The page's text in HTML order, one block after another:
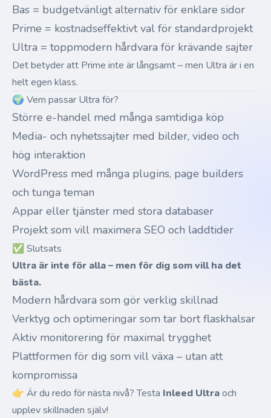
Bas = budgetvänligt alternativ för enklare sidor
Prime = kostnadseffektivt val för standardprojekt
Ultra = toppmodern hårdvara för krävande sajter
Det betyder att Prime inte är långsamt – men Ultra är i en
helt egen klass.
🌍 Vem passar Ultra för?
Större e-handel med många samtidiga köp
Media- och nyhetssajter med bilder, video och
hög interaktion
WordPress med många plugins, page builders
och tunga teman
Appar eller tjänster med stora databaser
Projekt som vill maximera SEO och laddtider
✅ Slutsats
Ultra är inte för alla – men för dig som vill ha det
bästa.
Modern hårdvara som gör verklig skillnad
Verktyg och optimeringar som tar bort flaskhalsar
Aktiv monitorering för maximal trygghet
Plattformen för dig som vill växa – utan att
kompromissa
👉 Är du redo för nästa nivå? Testa Inleed Ultraoch
upplev skillnaden själv!